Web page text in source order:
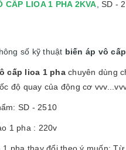
CẤP LIOA 1 PHA 2KVA , SD -
số kỹ thuật biến áp vô
cấp lioa 1 pha chuyên dùng
độ quay của động cơ
SD - 2510
1 pha : 220v